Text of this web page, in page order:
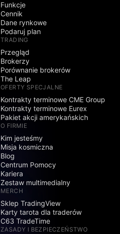
Funkcje
Cennik
Dane rynkowe
Podaruj plan
TRADING
Przegląd
Brokerzy
Porównanie brokerów
The Leap
OFERTY SPECJALNE
Kontrakty terminowe CME Group
Kontrakty terminowe Eurex
Pakiet akcji amerykańskich
O FIRMIE
Kim jesteśmy
Misja kosmiczna
Blog
Centrum Pomocy
Kariera
Zestaw multimedialny
MERCH
Sklep TradingView
Karty tarota dla traderów
C63 TradeTime
ZASADY I BEZPIECZEŃSTWO